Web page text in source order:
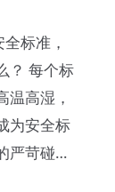
标准，
标
温高湿，
为安全标
严苛碰撞